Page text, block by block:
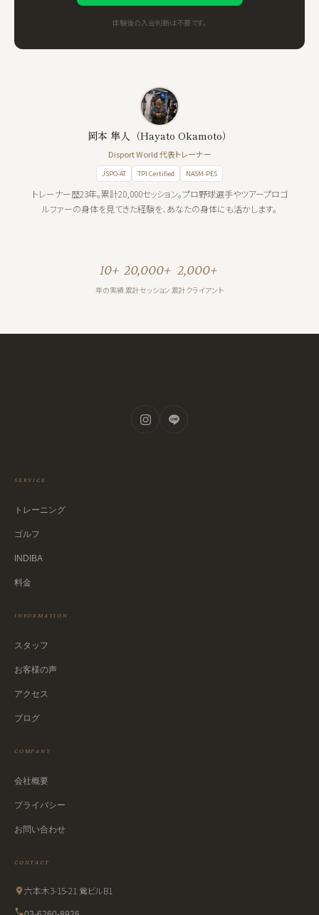
体験後の入会判断は不要です。
岡本 隼人（Hayato Okamoto）
Disport World 代表トレーナー
JSPO-AT TPI Certified NASM-PES
トレーナー歴23年。累計20,000セッション。プロ野球選手やツアープロゴ
ルファーの身体を見てきた経験を、あなたの身体にも活かします。
10+
年の実績
20,000+
累計セッション
2,000+
累計クライアント
SERVICE
トレーニング
ゴルフ
INDIBA
料金
INFORMATION
スタッフ
お客様の声
アクセス
ブログ
COMPANY
会社概要
プライバシー
お問い合わせ
CONTACT
六本木3-15-21 鶯ビルB1